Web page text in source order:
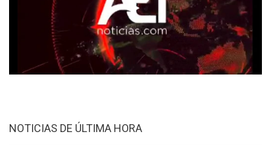
NOTICIAS DE ÚLTIMA HORA